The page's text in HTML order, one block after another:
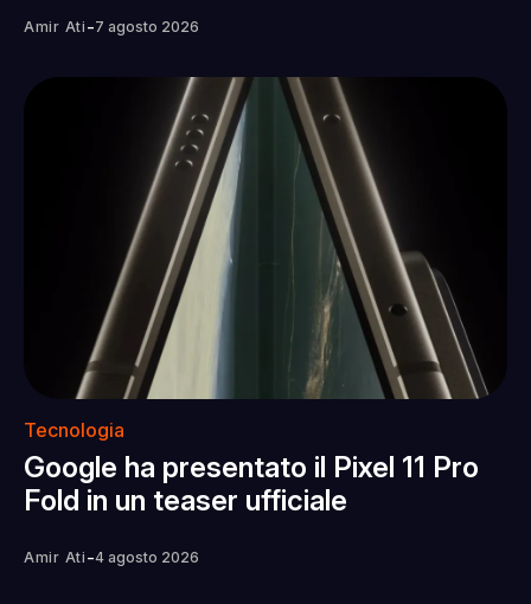
Amir Ati -7 agosto 2026
Tecnologia
Google ha presentato il Pixel 11 Pro
Fold in un teaser ufficiale
Amir Ati -4 agosto 2026